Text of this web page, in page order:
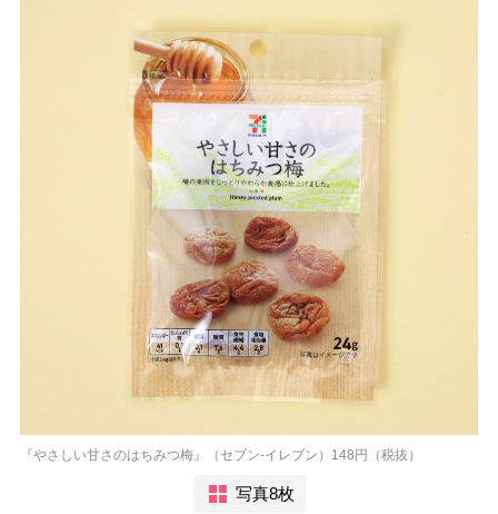
『やさしい甘さのはちみつ梅』（セブン-イレブン）148円（税抜）
写真8枚